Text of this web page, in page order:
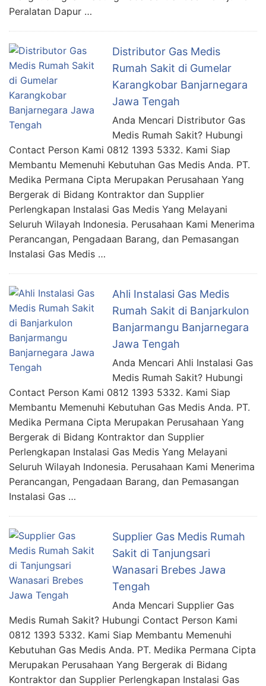
Peralatan Dapur …
Distributor Gas Medis
Rumah Sakit di Gumelar
Karangkobar Banjarnegara
Jawa Tengah
Anda Mencari Distributor Gas
Medis Rumah Sakit? Hubungi
Contact Person Kami 0812 1393 5332. Kami Siap
Membantu Memenuhi Kebutuhan Gas Medis Anda. PT.
Medika Permana Cipta Merupakan Perusahaan Yang
Bergerak di Bidang Kontraktor dan Supplier
Perlengkapan Instalasi Gas Medis Yang Melayani
Seluruh Wilayah Indonesia. Perusahaan Kami Menerima
Perancangan, Pengadaan Barang, dan Pemasangan
Instalasi Gas Medis …
Ahli Instalasi Gas Medis
Rumah Sakit di Banjarkulon
Banjarmangu Banjarnegara
Jawa Tengah
Anda Mencari Ahli Instalasi Gas
Medis Rumah Sakit? Hubungi
Contact Person Kami 0812 1393 5332. Kami Siap
Membantu Memenuhi Kebutuhan Gas Medis Anda. PT.
Medika Permana Cipta Merupakan Perusahaan Yang
Bergerak di Bidang Kontraktor dan Supplier
Perlengkapan Instalasi Gas Medis Yang Melayani
Seluruh Wilayah Indonesia. Perusahaan Kami Menerima
Perancangan, Pengadaan Barang, dan Pemasangan
Instalasi Gas …
Supplier Gas Medis Rumah
Sakit di Tanjungsari
Wanasari Brebes Jawa
Tengah
Anda Mencari Supplier Gas
Medis Rumah Sakit? Hubungi Contact Person Kami
0812 1393 5332. Kami Siap Membantu Memenuhi
Kebutuhan Gas Medis Anda. PT. Medika Permana Cipta
Merupakan Perusahaan Yang Bergerak di Bidang
Kontraktor dan Supplier Perlengkapan Instalasi Gas